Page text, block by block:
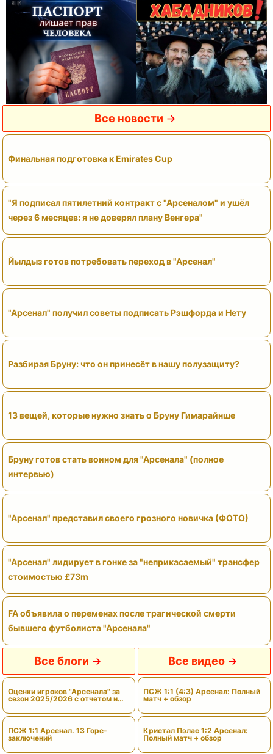
Все новости
Финальная подготовка к Emirates Cup
"Я подписал пятилетний контракт с "Арсеналом" и ушёл
через 6 месяцев: я не доверял плану Венгера"
Йылдыз готов потребовать переход в "Арсенал"
"Арсенал" получил советы подписать Рэшфорда и Нету
Разбирая Бруну: что он принесёт в нашу полузащиту?
13 вещей, которые нужно знать о Бруну Гимарайнше
Бруну готов стать воином для "Арсенала" (полное
интервью)
"Арсенал" представил своего грозного новичка (ФОТО)
"Арсенал" лидирует в гонке за "неприкасаемый" трансфер
стоимостью £73m
FA объявила о переменах после трагической смерти
бывшего футболиста "Арсенала"
Все блоги
Оценки игроков "Арсенала" за
сезон 2025/2026 с отчетом и
ПСЖ 1:1 Арсенал. 13 Горе-
заключений
Все видео
ПСЖ 1:1 (4:3) Арсенал: Полный
матч + обзор
Кристал Пэлас 1:2 Арсенал:
Полный матч + обзор